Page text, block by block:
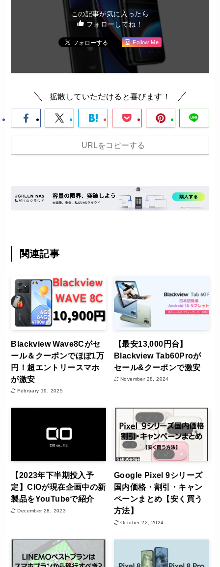
この記事が気に入ったら
フォローしてね！
Follow Me
拡散していただけると喜びます！
URLをコピーする
関連記事
Blackview Wave8Cがセ
ール＆クーポンでほぼ1万
円！超エントリースマホ
が激安
February 19, 2025
【最安13,000円台】
Blackview Tab60Proが
セール&クーポンで激安
November 28, 2024
【2023年下半期投入予
定】CIOが現在企画中の新
製品をYouTubeで紹介
December 28, 2023
Google Pixel 9シリーズ
国内価格・割引・キャン
ペーンまとめ【安く買う
方法】
October 22, 2024